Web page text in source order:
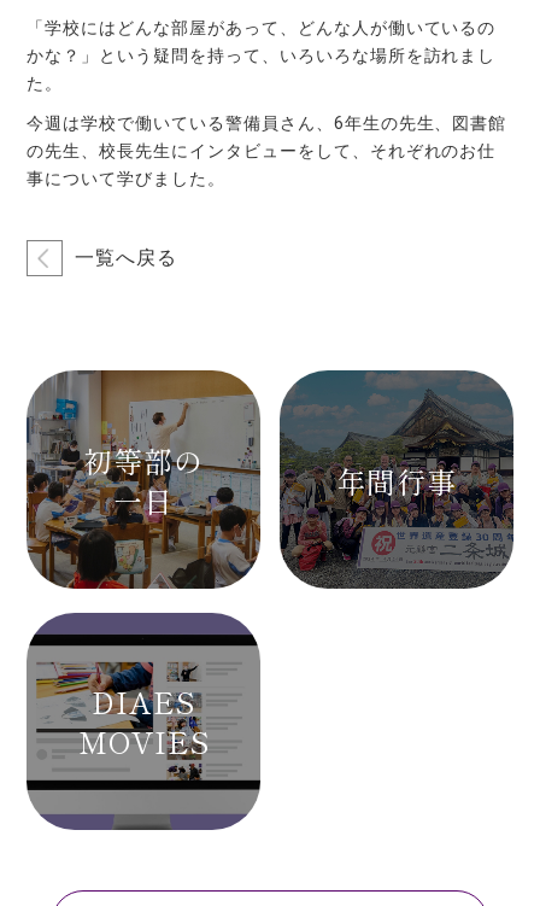
「学校にはどんな部屋があって、どんな人が働いているの
かな？」という疑問を持って、いろいろな場所を訪れまし
た。
今週は学校で働いている警備員さん、6年生の先生、図書館
の先生、校長先生にインタビューをして、それぞれのお仕
事について学びました。
一覧へ戻る
初等部の
一日
年間行事
DIAES
MOVIES